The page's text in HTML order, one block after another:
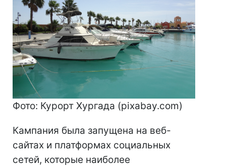
Фото: Курорт Хургада (pixabay.com)
Кампания была запущена на веб-
сайтах и ​​платформах социальных
сетей, которые наиболее